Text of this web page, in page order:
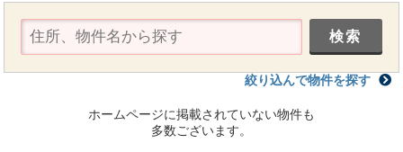
絞り込んで物件を探す
ホームページに掲載されていない物件も
多数ございます。